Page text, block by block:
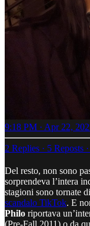
9:18 PM · Apr 22,
2 Replies · 5 Reposts ·
Del resto, non sono
sorprendeva l’intera
stagioni sono tornate
scandalo TikTok. E
Philo riportava
(Pre-Fall 2011) o da